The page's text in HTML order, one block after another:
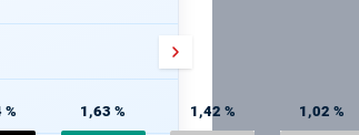
% 1,63 % 1,42 % 1,02 %